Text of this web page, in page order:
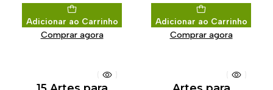
Adicionar ao Carrinho
Comprar agora
Adicionar ao Carrinho
Comprar agora